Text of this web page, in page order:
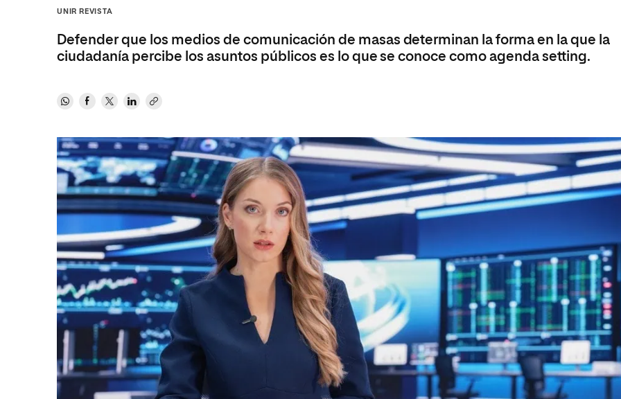
Ciencias Sociales
Artes
Ciencias de la Salud
Humanidades
Música
UNIR REVISTA
Defender que los medios de comunicación de masas determinan la forma en la que la
ciudadanía percibe los asuntos públicos es lo que se conoce como agenda setting.